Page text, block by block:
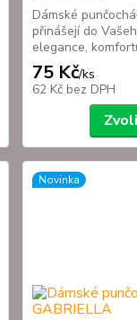
Dámské
přinášejí do
elegance,
75 Kč/ks
62 Kč bez DPH
Novinka